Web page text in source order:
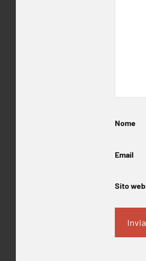
Nome
Email
Sito web